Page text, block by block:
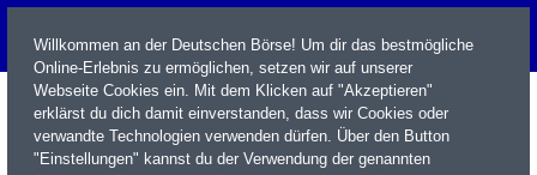
Willkommen an der Deutschen Börse! Um dir das bestmögliche
Online-Erlebnis zu ermöglichen, setzen wir auf unserer
Webseite Cookies ein. Mit dem Klicken auf "Akzeptieren"
erklärst du dich damit einverstanden, dass wir Cookies oder
verwandte Technologien verwenden dürfen. Über den Button
"Einstellungen" kannst du der Verwendung der genannten